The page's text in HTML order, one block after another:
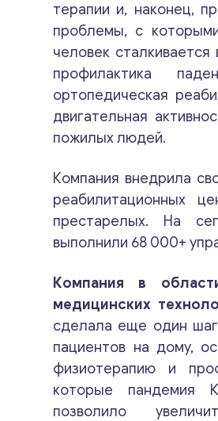
терапии и, наконец,
проблемы, с
человек
профилактика
ортопедическая
двигательная
пожилых людей.
Компания внедрила
реабилитационных
престарелых. На
выполнили 68 000+
Компания в
медицинских
сделала еще один
пациентов на дому,
физиотерапию и
которые пандемия
позволило